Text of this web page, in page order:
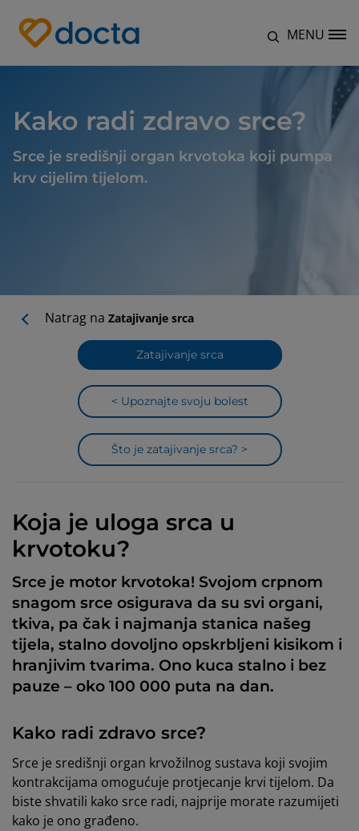
Site Logo MENU
Kako radi zdravo srce?
Srce je središnji organ krvotoka koji pumpa
krv cijelim tijelom.
Natrag na Zatajivanje srca
Zatajivanje srca
< Upoznajte svoju bolest
Što je zatajivanje srca? >
Koja je uloga srca u
krvotoku?
Srce je motor krvotoka! Svojom crpnom
snagom srce osigurava da su svi organi,
tkiva, pa čak i najmanja stanica našeg
tijela, stalno dovoljno opskrbljeni kisikom i
hranjivim tvarima. Ono kuca stalno i bez
pauze – oko 100 000 puta na dan.
Kako radi zdravo srce?
Srce je središnji organ krvožilnog sustava koji svojim
kontrakcijama omogućuje protjecanje krvi tijelom. Da
biste shvatili kako srce radi, najprije morate razumijeti
kako je ono građeno.